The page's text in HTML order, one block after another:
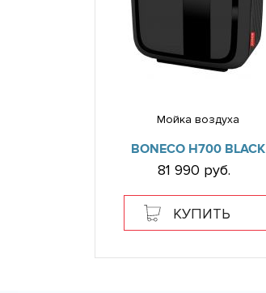
Мойка воздуха
BONECO H700 BLACK
81 990 руб.
КУПИТЬ